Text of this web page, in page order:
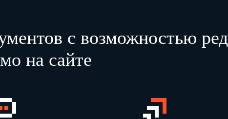
с возможностью
на сайте